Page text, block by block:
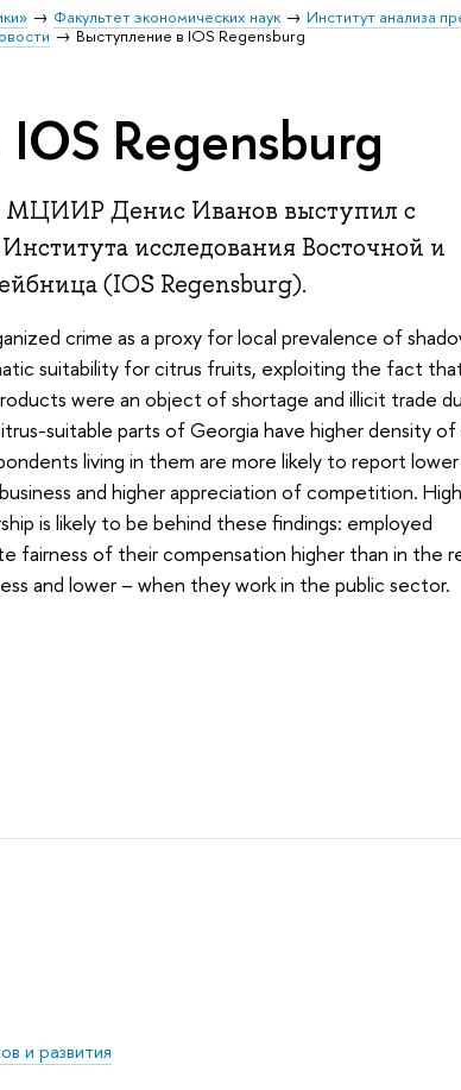
Факультет экономических наук
Институт анализа
Выступление в IOS Regensburg
Regensburg
МЦИИР Денис Иванов выступил с
исследования Восточной и
(IOS Regensburg).
crime as a proxy for local prevalence of
suitability for citrus fruits, exploiting the fact
were an object of shortage and illicit trade
suitable parts of Georgia have higher density
living in them are more likely to report lower
and higher appreciation of competition.
is likely to be behind these findings: employed
fairness of their compensation higher than in the
and lower – when they work in the public sector.
и развития